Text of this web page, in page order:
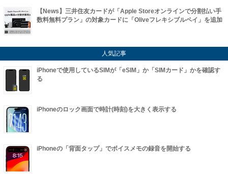
【News】三井住友カードが「Apple Storeオンラインで分割払い手
数料無料プラン」の対象カードに「Oliveフレキシブルペイ」を追加
人気記事
iPhoneで使用しているSIMが「eSIM」か「SIMカード」かを確認す
る
iPhoneのロック画面で時計(時刻)を大きく表示する
iPhoneの「背面タップ」でボイスメモの録音を開始する